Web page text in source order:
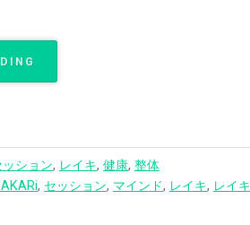
音
ダ
ー
ッション, レイキ, 健康, 整体
, セッション, マインド, レイキ, レイ